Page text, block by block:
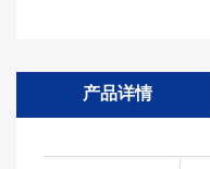
产品详情